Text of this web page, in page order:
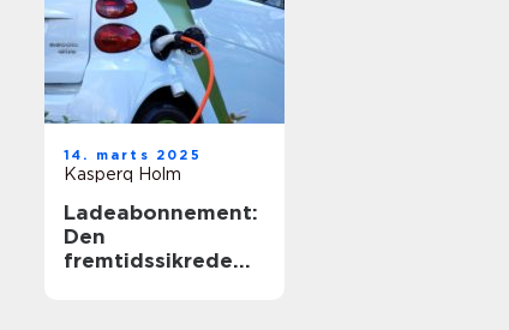
14. marts 2025
Kasperq Holm
Ladeabonnement:
Den
fremtidssikrede